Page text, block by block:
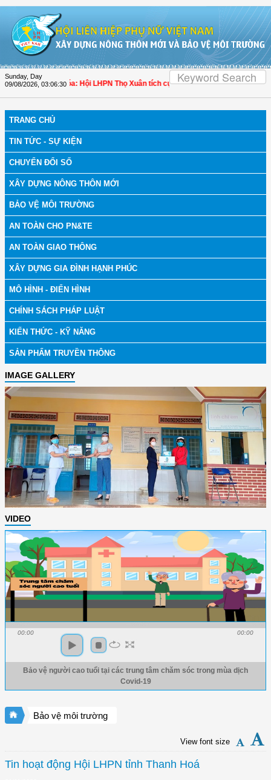
Sunday, Day
09/08/2026 03:06:31
| Thanh Hóa: Hội LHPN Thọ Xuân tích cực góp phần nâng cao tỷ lệ người
TRANG CHỦ
TIN TỨC - SỰ KIỆN
CHUYỂN ĐỔI SỐ
XÂY DỰNG NÔNG THÔN MỚI
BẢO VỆ MÔI TRƯỜNG
AN TOÀN CHO PN&TE
AN TOÀN GIAO THÔNG
XÂY DỰNG GIA ĐÌNH HẠNH PHÚC
MÔ HÌNH - ĐIỂN HÌNH
CHÍNH SÁCH PHÁP LUẬT
KIẾN THỨC - KỸ NĂNG
SẢN PHẨM TRUYỀN THÔNG
IMAGE GALLERY
VIDEO
00:00 00:00
Bảo vệ người cao tuổi tại các trung tâm chăm sóc trong mùa dịch
Covid-19
Bảo vệ môi trường
View font size
Tin hoạt động Hội LHPN tỉnh Thanh Hoá